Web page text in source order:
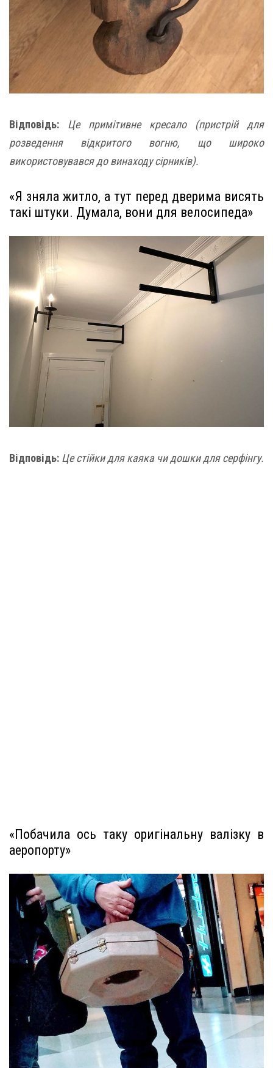
Відповідь:
Це примітивне кресало (пристрій для
розведення відкритого вогню, що широко
використовувався до винаходу сірників).
«Я зняла житло, а тут перед дверима висять
такі штуки. Думала, вони для велосипеда»
Відповідь: Це стійки для каяка чи дошки для серфінгу.
«Побачила ось таку оригінальну валізку в
аеропорту»